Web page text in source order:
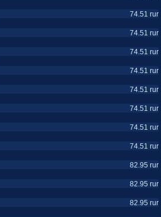
74.51 rur
74.51 rur
74.51 rur
74.51 rur
74.51 rur
74.51 rur
74.51 rur
74.51 rur
82.95 rur
82.95 rur
82.95 rur